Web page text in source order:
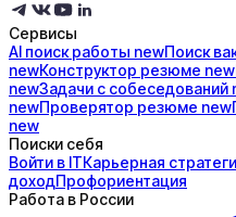
Сервисы
AI поискработы newПоиск
newКонструктор резюме new
newЗадачи с собеседований
newПроверятор резюме new
new
Поиски себя
Войти в ITКарьерная
доходПрофориентация
Работа в России